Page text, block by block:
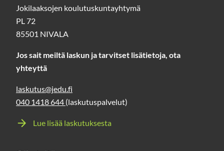
Jokilaaksojen koulutuskuntayhtymä
PL 72
85501 NIVALA
Jos sait meiltä laskun ja tarvitset lisätietoja, ota
yhteyttä
laskutus@jedu.fi
040 1418 644 (laskutuspalvelut)
Lue lisää laskutuksesta